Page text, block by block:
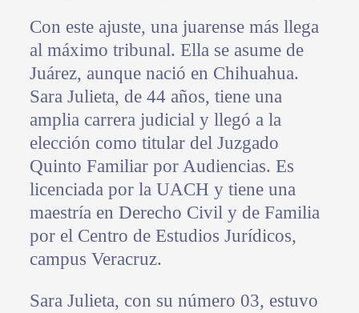
Con este ajuste, una juarense más llega
al máximo tribunal. Ella se asume de
Juárez, aunque nació en Chihuahua.
Sara Julieta, de 44 años, tiene una
amplia carrera judicial y llegó a la
elección como titular del Juzgado
Quinto Familiar por Audiencias. Es
licenciada por la UACH y tiene una
maestría en Derecho Civil y de Familia
por el Centro de Estudios Jurídicos,
campus Veracruz.
Sara Julieta, con su número 03, estuvo